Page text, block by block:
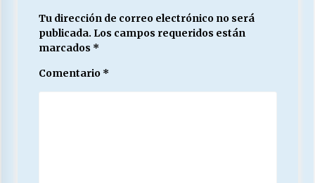
Tu dirección de correo electrónico no será
publicada. Los campos requeridos están
marcados *
Comentario *